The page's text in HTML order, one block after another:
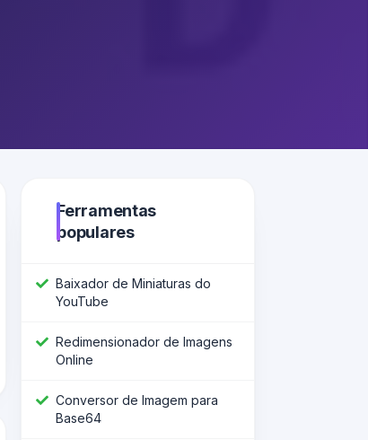
Ferramentas
populares
Baixador de Miniaturas do
YouTube
Redimensionador de Imagens
Online
Conversor de Imagem para
Base64